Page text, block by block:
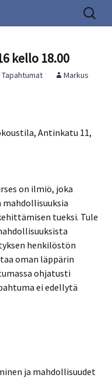
Haku:
kello 18.00
Tapahtumat
Markus
Antinkatu 11,
on ilmiö, joka
tueksi. Tule
henkilöstön
oman läppärin
ohjatusti
ei edellytä
ja mahdollisuudet